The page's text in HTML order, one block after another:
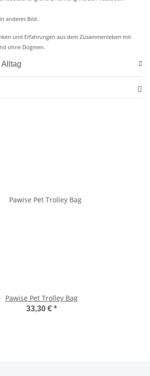
anderes Bild.
und Erfahrungen aus dem Zusammenleben mit
ohne Dogmen.
Pawise Pet Trolley Bag
33,30 € *